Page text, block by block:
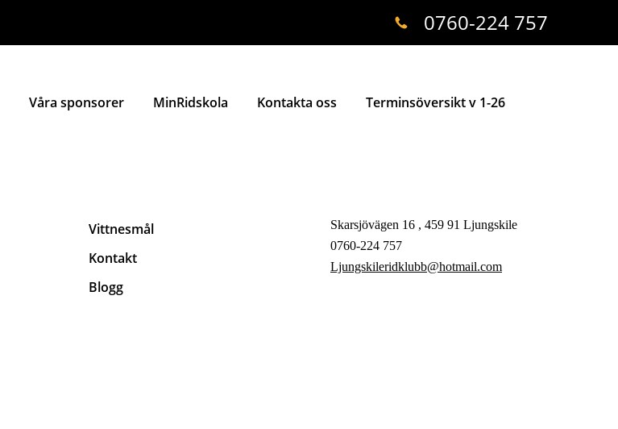
Våra sponsorer MinRidskola Kontakta oss Terminsöversikt v 1-26
0760-224 757
Skarsjövägen 16 , 459 91 Ljungskile
0760-224 757
Ljungskileridklubb@hotmail.com
Vittnesmål
Kontakt
Blogg